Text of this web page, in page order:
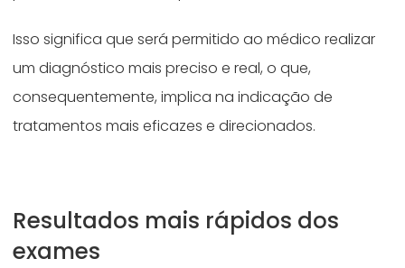
Isso significa que será permitido ao médico realizar
um diagnóstico mais preciso e real, o que,
consequentemente, implica na indicação de
tratamentos mais eficazes e direcionados.
Resultados mais rápidos dos
exames